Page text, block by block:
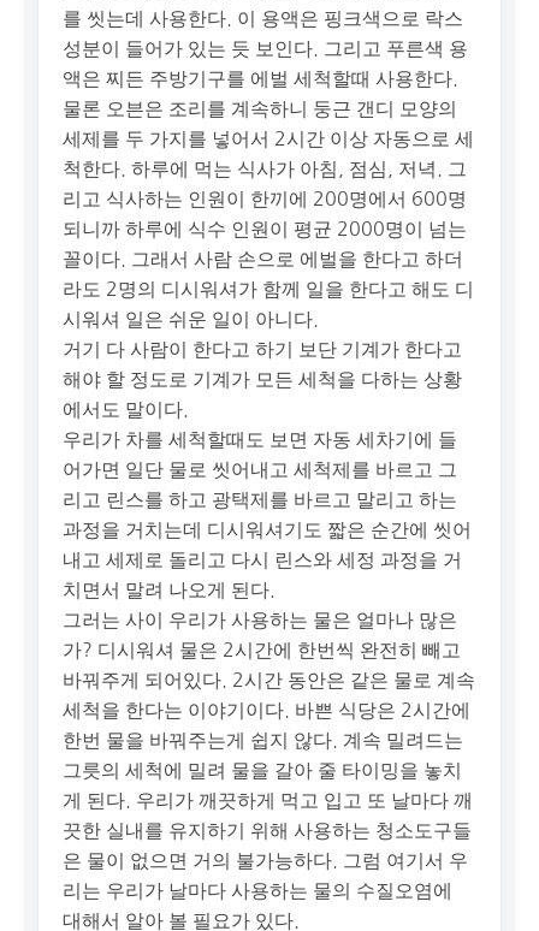
를 씻는데 사용한다. 이 용액은 핑크색으로 락스
성분이 들어가 있는 듯 보인다. 그리고 푸른색 용
액은 찌든 주방기구를 에벌 세척할때 사용한다.
물론 오븐은 조리를 계속하니 둥근 갠디 모양의
세제를 두 가지를 넣어서 2시간 이상 자동으로 세
척한다. 하루에 먹는 식사가 아침, 점심, 저녁. 그
리고 식사하는 인원이 한끼에 200명에서 600명
되니까 하루에 식수 인원이 평균 2000명이 넘는
꼴이다. 그래서 사람 손으로 에벌을 한다고 하더
라도 2명의 디시워셔가 함께 일을 한다고 해도 디
시워셔 일은 쉬운 일이 아니다.
거기 다 사람이 한다고 하기 보단 기계가 한다고
해야 할 정도로 기계가 모든 세척을 다하는 상황
에서도 말이다.
우리가 차를 세척할때도 보면 자동 세차기에 들
어가면 일단 물로 씻어내고 세척제를 바르고 그
리고 린스를 하고 광택제를 바르고 말리고 하는
과정을 거치는데 디시워셔기도 짧은 순간에 씻어
내고 세제로 돌리고 다시 린스와 세정 과정을 거
치면서 말려 나오게 된다.
그러는 사이 우리가 사용하는 물은 얼마나 많은
가? 디시워셔 물은 2시간에 한번씩 완전히 빼고
바꿔주게 되어있다. 2시간 동안은 같은 물로 계속
세척을 한다는 이야기이다. 바쁜 식당은 2시간에
한번 물을 바꿔주는게 쉽지 않다. 계속 밀려드는
그릇의 세척에 밀려 물을 갈아 줄 타이밍을 놓치
게 된다. 우리가 깨끗하게 먹고 입고 또 날마다 깨
끗한 실내를 유지하기 위해 사용하는 청소도구들
은 물이 없으면 거의 불가능하다. 그럼 여기서 우
리는 우리가 날마다 사용하는 물의 수질오염에
대해서 알아 볼 필요가 있다.